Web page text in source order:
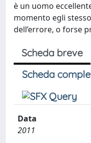
è un uomo
momento egli
dell’errore, o forse
Scheda breve
Scheda
Data
2011